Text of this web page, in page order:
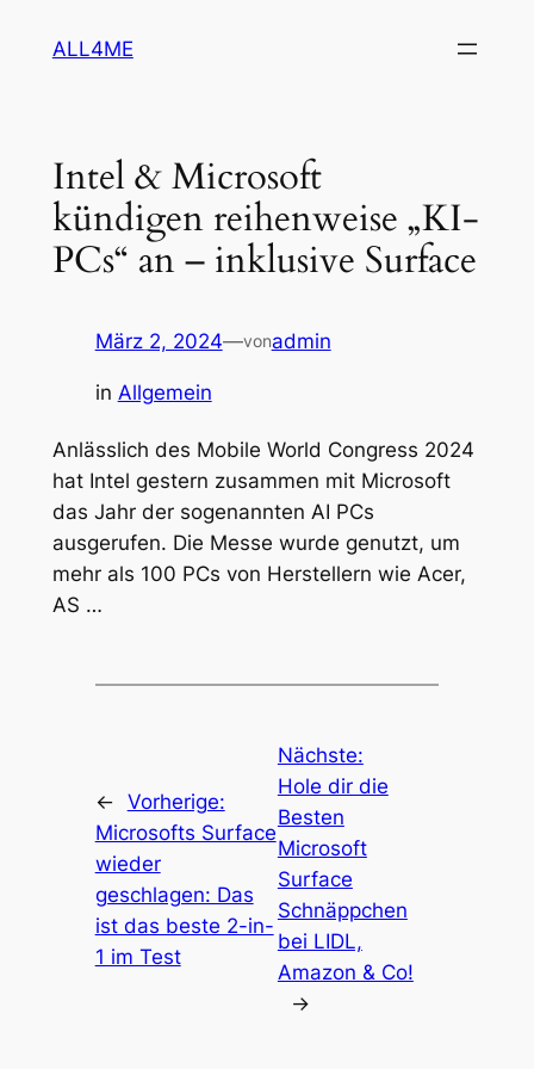
InhaltALL4ME
Intel & Microsoft
kündigen reihenweise „KI-
PCs“ an – inklusive Surface
März 2, 2024—vonadmin
in Allgemein
Anlässlich des Mobile World Congress 2024
hat Intel gestern zusammen mit Microsoft
das Jahr der sogenannten AI PCs
ausgerufen. Die Messe wurde genutzt, um
mehr als 100 PCs von Herstellern wie Acer,
AS …
← Vorherige:
Microsofts Surface
wieder
geschlagen: Das
ist das beste 2-in-
1 im Test
Nächste:
Hole dir die
Besten
Microsoft
Surface
Schnäppchen
bei LIDL,
Amazon & Co!
→